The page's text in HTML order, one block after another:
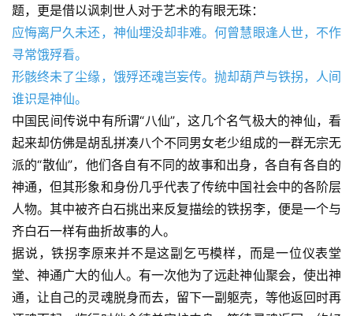
题，更是借以讽刺世人对于艺术的有眼无珠：
应悔离尸久未还，神仙埋没却非难。何曾慧眼逢人世，不作
寻常饿殍看。
形骸终未了尘缘，饿殍还魂岂妄传。抛却葫芦与铁拐，人间
谁识是神仙。
中国民间传说中有所谓“八仙”，这几个名气极大的神仙，看
起来却仿佛是胡乱拼凑八个不同男女老少组成的一群无宗无
派的“散仙”，他们各自有不同的故事和出身，各自有各自的
神通，但其形象和身份几乎代表了传统中国社会中的各阶层
人物。其中被齐白石挑出来反复描绘的铁拐李，便是一个与
齐白石一样有曲折故事的人。
据说，铁拐李原来并不是这副乞丐模样，而是一位仪表堂
堂、神通广大的仙人。有一次他为了远赴神仙聚会，使出神
通，让自己的灵魂脱身而去，留下一副躯壳，等他返回时再